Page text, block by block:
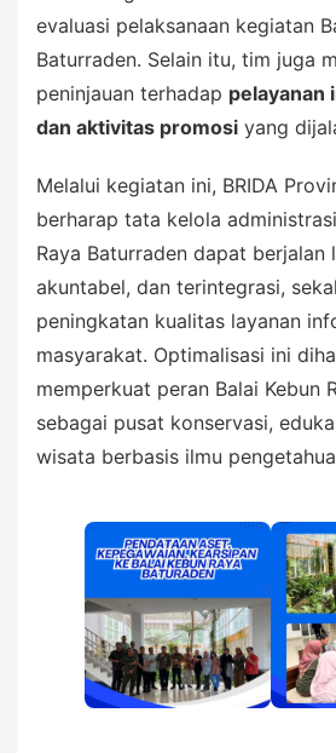
evaluasi pelaksanaan kegiatan
Baturraden. Selain itu, tim juga
peninjauan terhadap pelayanan
dan aktivitas promosi yang
Melalui kegiatan ini, BRIDA
berharap tata kelola
Raya Baturraden dapat berjalan
akuntabel, dan terintegrasi,
peningkatan kualitas layanan
masyarakat. Optimalisasi ini
memperkuat peran Balai Kebun
sebagai pusat konservasi,
wisata berbasis ilmu